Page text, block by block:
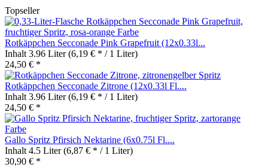
Topseller
Rotkäppchen Secconade Pink Grapefruit (12x0.33l...
Inhalt 3.96 Liter(6,19 € * / 1 Liter)
24,50 € *
Rotkäppchen Secconade Zitrone (12x0.33l Fl....
Inhalt 3.96 Liter(6,19 € * / 1 Liter)
24,50 € *
Gallo Spritz Pfirsich Nektarine (6x0.75l Fl....
Inhalt 4.5 Liter(6,87 € * / 1 Liter)
30,90 € *